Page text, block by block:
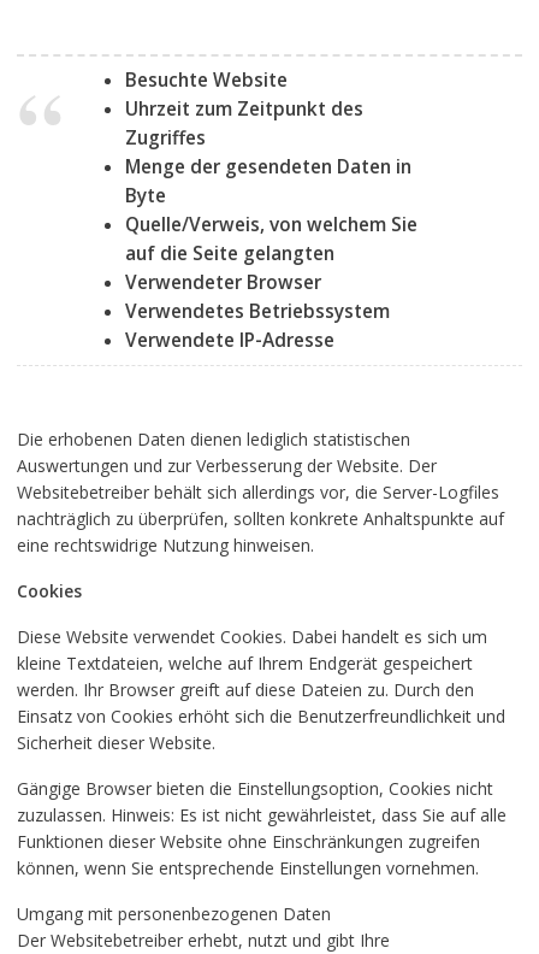
Besuchte Website
Uhrzeit zum Zeitpunkt des
Zugriffes
Menge der gesendeten Daten in
Byte
Quelle/Verweis, von welchem Sie
auf die Seite gelangten
Verwendeter Browser
Verwendetes Betriebssystem
Verwendete IP-Adresse
Die erhobenen Daten dienen lediglich statistischen
Auswertungen und zur Verbesserung der Website. Der
Websitebetreiber behält sich allerdings vor, die Server-Logfiles
nachträglich zu überprüfen, sollten konkrete Anhaltspunkte auf
eine rechtswidrige Nutzung hinweisen.
Cookies
Diese Website verwendet Cookies. Dabei handelt es sich um
kleine Textdateien, welche auf Ihrem Endgerät gespeichert
werden. Ihr Browser greift auf diese Dateien zu. Durch den
Einsatz von Cookies erhöht sich die Benutzerfreundlichkeit und
Sicherheit dieser Website.
Gängige Browser bieten die Einstellungsoption, Cookies nicht
zuzulassen. Hinweis: Es ist nicht gewährleistet, dass Sie auf alle
Funktionen dieser Website ohne Einschränkungen zugreifen
können, wenn Sie entsprechende Einstellungen vornehmen.
Umgang mit personenbezogenen Daten
Der Websitebetreiber erhebt, nutzt und gibt Ihre